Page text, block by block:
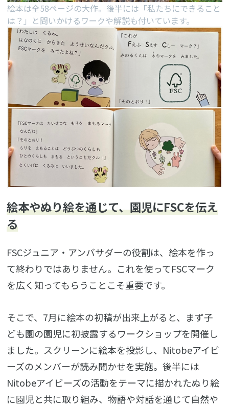
絵本は全58ページの大作。後半には「私たちにできること
は？」と問いかけるワークや解説も付いています。
絵本やぬり絵を通じて、園児にFSCを伝え
る
FSCジュニア・アンバサダーの役割は、絵本を作っ
て終わりではありません。これを使ってFSCマーク
を広く知ってもらうことこそ重要です。
そこで、7月に絵本の初稿が出来上がると、まず子
ども園の園児に初披露するワークショップを開催し
ました。スクリーンに絵本を投影し、Nitobeアイビ
ーズのメンバーが読み聞かせを実施。後半には
Nitobeアイビーズの活動をテーマに描かれたぬり絵
に園児と共に取り組み、物語や対話を通じて自然や